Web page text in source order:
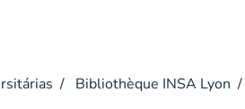
Bibliothèque INSA Lyon